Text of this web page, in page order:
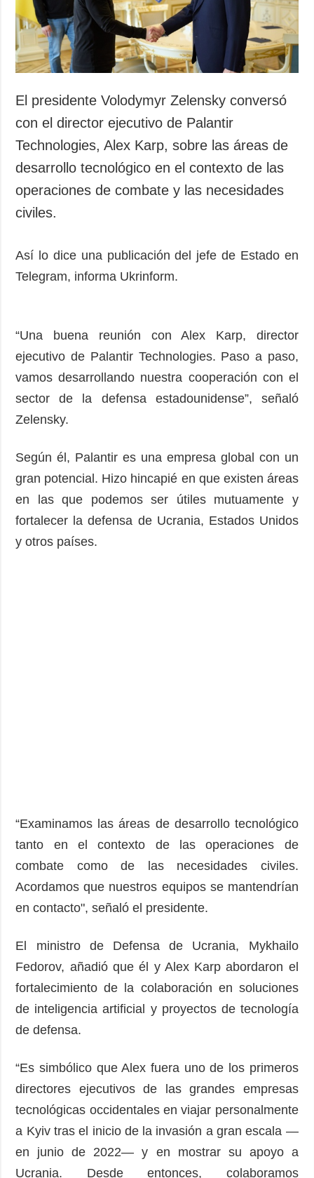
El presidente Volodymyr Zelensky conversó
con el director ejecutivo de Palantir
Technologies, Alex Karp, sobre las áreas de
desarrollo tecnológico en el contexto de las
operaciones de combate y las necesidades
civiles.
Así lo dice una publicación del jefe de Estado en
Telegram, informa Ukrinform.
“Una buena reunión con Alex Karp, director
ejecutivo de Palantir Technologies. Paso a paso,
vamos desarrollando nuestra cooperación con el
sector de la defensa estadounidense”, señaló
Zelensky.
Según él, Palantir es una empresa global con un
gran potencial. Hizo hincapié en que existen áreas
en las que podemos ser útiles mutuamente y
fortalecer la defensa de Ucrania, Estados Unidos
y otros países.
“Examinamos las áreas de desarrollo tecnológico
tanto en el contexto de las operaciones de
combate como de las necesidades civiles.
Acordamos que nuestros equipos se mantendrían
en contacto", señaló el presidente.
El ministro de Defensa de Ucrania, Mykhailo
Fedorov, añadió que él y Alex Karp abordaron el
fortalecimiento de la colaboración en soluciones
de inteligencia artificial y proyectos de tecnología
de defensa.
“Es simbólico que Alex fuera uno de los primeros
directores ejecutivos de las grandes empresas
tecnológicas occidentales en viajar personalmente
a Kyiv tras el inicio de la invasión a gran escala —
en junio de 2022— y en mostrar su apoyo a
Ucrania. Desde entonces, colaboramos